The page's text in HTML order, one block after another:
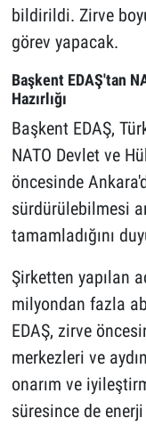
bildirildi. Zirve
görev yapacak.
Başkent EDAŞ'tan
Hazırlığı
Başkent EDAŞ,
NATO Devlet ve
öncesinde
sürdürülebilmesi
tamamladığını
Şirketten yapılan
milyondan fazla
EDAŞ, zirve
merkezleri ve
onarım ve
süresince de